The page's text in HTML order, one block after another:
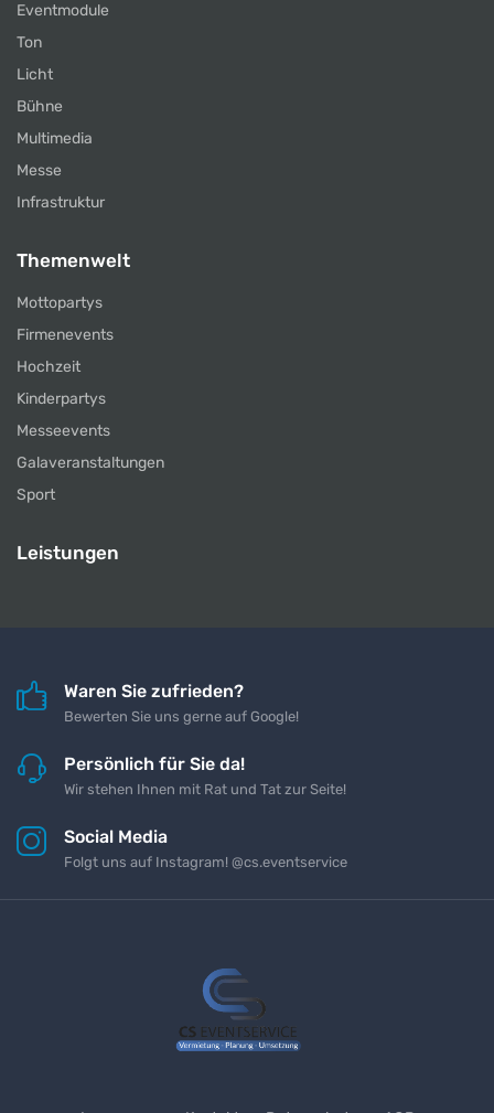
Eventmodule
Ton
Licht
Bühne
Multimedia
Messe
Infrastruktur
Themenwelt
Mottopartys
Firmenevents
Hochzeit
Kinderpartys
Messeevents
Galaveranstaltungen
Sport
Leistungen
Waren Sie zufrieden?
Bewerten Sie uns gerne auf Google!
Persönlich für Sie da!
Wir stehen Ihnen mit Rat und Tat zur Seite!
Social Media
Folgt uns auf Instagram! @cs.eventservice